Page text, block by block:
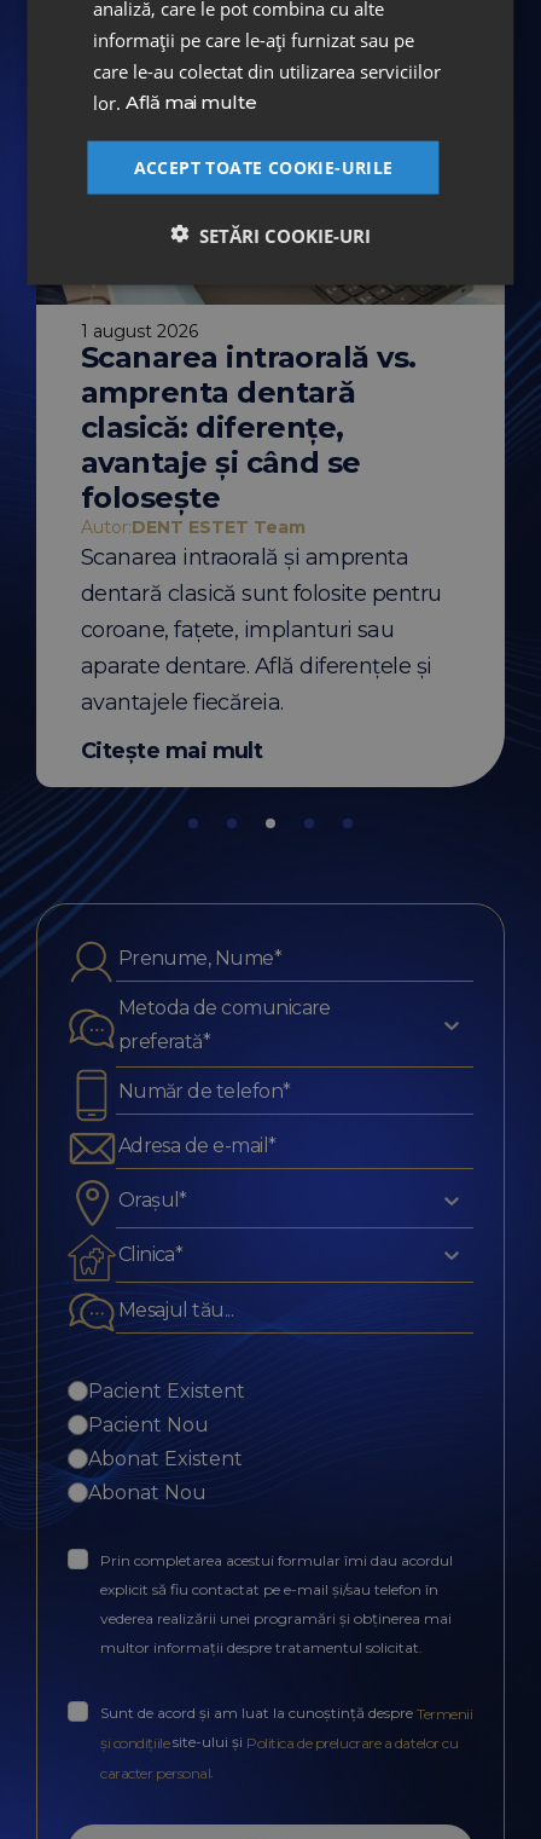
ce soluții
pacienții
Află ce
consultul
1 august 2026
Scanarea intraorală vs.
amprenta dentară
clasică: diferențe,
avantaje și când se
folosește
Autor:DENT ESTET Team
Scanarea intraorală și amprenta
dentară clasică sunt folosite pentru
coroane, fațete, implanturi sau
aparate dentare. Află diferențele și
avantajele fiecăreia.
Citește mai mult
Te întorci
vacanță?
planifica
Dinți ficși în
Citește mai mult
Metoda de comunicare
preferată*
Orașul*
Clinica*
Pacient Existent
Pacient Nou
Abonat Existent
Abonat Nou
Prin completarea acestui formular îmi dau acordul
explicit să fiu contactat pe e-mail și/sau telefon în
vederea realizării unei programări și obținerea mai
multor informații despre tratamentul solicitat.
Sunt de acord și am luat la cunoștință despre Termenii
și condițiilesite-ului și Politica de prelucrare a datelor cu
caracter personal.
analiză, care le pot combina cu alte
informații pe care le-ați furnizat sau pe
care le-au colectat din utilizarea serviciilor
lor.Află mai multe
ACCEPT TOATE COOKIE-URILE
SETĂRI COOKIE-URI